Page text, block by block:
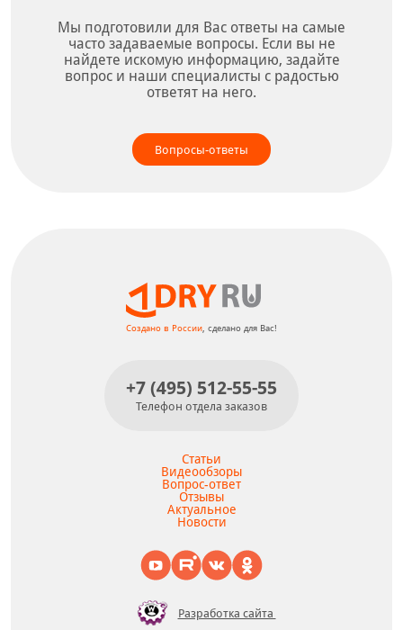
Мы подготовили для Вас ответы на самые
часто задаваемые вопросы. Если вы не
найдете искомую информацию, задайте
вопрос и наши специалисты с радостью
ответят на него.
Вопросы-ответы
Создано в России , сделано для Вас!
Статьи
Видеообзоры
Вопрос-ответ
Отзывы
Актуальное
Новости
+7 (495) 512-55-55
Телефон отдела заказов
Разработка сайта